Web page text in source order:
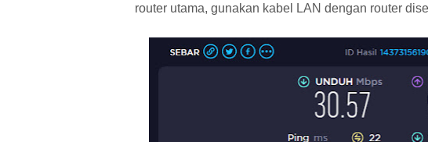
router utama, gunakan kabel LAN dengan router